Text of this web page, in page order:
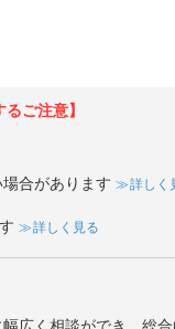
るご注意】
合があります 詳しく
詳しく見る